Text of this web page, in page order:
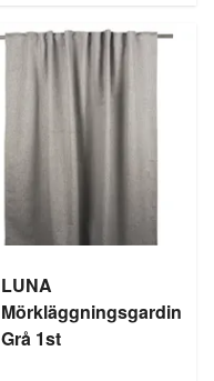
LUNA
Mörkläggningsgardin
Grå 1st